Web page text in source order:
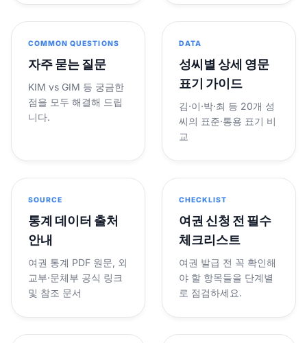
COMMON QUESTIONS
자주 묻는 질문
KIM vs GIM 등 궁금한
점을 모두 해결해 드립
니다.
DATA
성씨별 상세 영문
표기 가이드
김·이·박·최 등 20개 성
씨의 표준·통용 표기 비
교
SOURCE
통계 데이터 출처
안내
여권 통계 PDF 원문, 외
교부·문체부 공식 링크
및 참조 문서
CHECKLIST
여권 신청 전 필수
체크리스트
여권 발급 전 꼭 확인해
야 할 항목들을 단계별
로 점검하세요.